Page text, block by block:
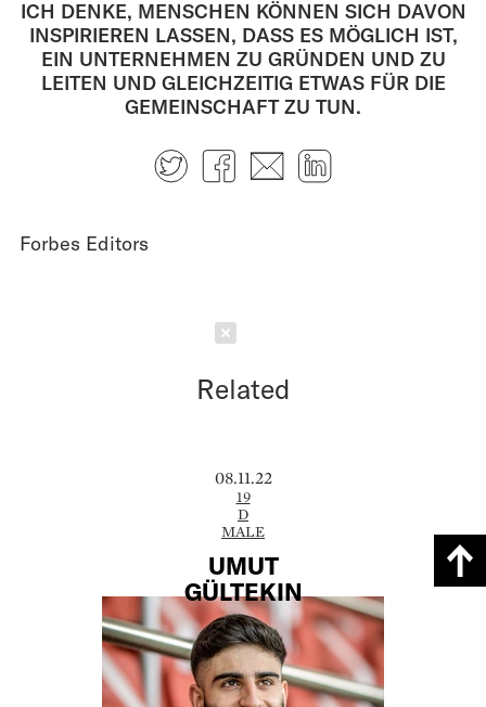
ICH DENKE, MENSCHEN KÖNNEN SICH DAVON
INSPIRIEREN LASSEN, DASS ES MÖGLICH IST,
EIN UNTERNEHMEN ZU GRÜNDEN UND ZU
LEITEN UND GLEICHZEITIG ETWAS FÜR DIE
GEMEINSCHAFT ZU TUN.
TwitterFacebook
E-mail
Forbes Editors
Related
08.11.22
19
D
MALE
UMUT
GÜLTEKIN